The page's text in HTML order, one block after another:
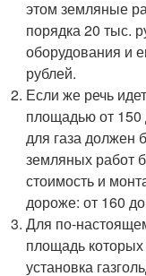
этом земляные
порядка 20 тыс.
оборудования и
рублей.
Если же речь
площадью от 150
для газа должен
земляных работ
стоимость и
дороже: от 160
Для по-
площадь
установка